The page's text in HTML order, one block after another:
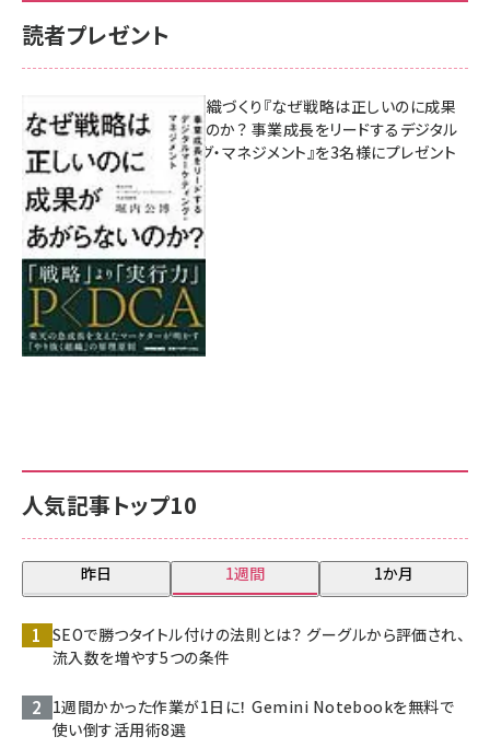
人気記事トップ10
昨日 1週間 1か月
SEOで勝つタイトル付けの法則とは？ グーグルから評価され、
流入数を増やす5つの条件
1週間かかった作業が1日に！ Gemini Notebookを無料で
使い倒す活用術8選
読者プレゼント
成果を生む組織づくり『なぜ戦略は正しいのに成果
があがらないのか？ 事業成長をリードするデジタル
マーケティング・マネジメント』を3名様にプレゼント
8月7日 10:00